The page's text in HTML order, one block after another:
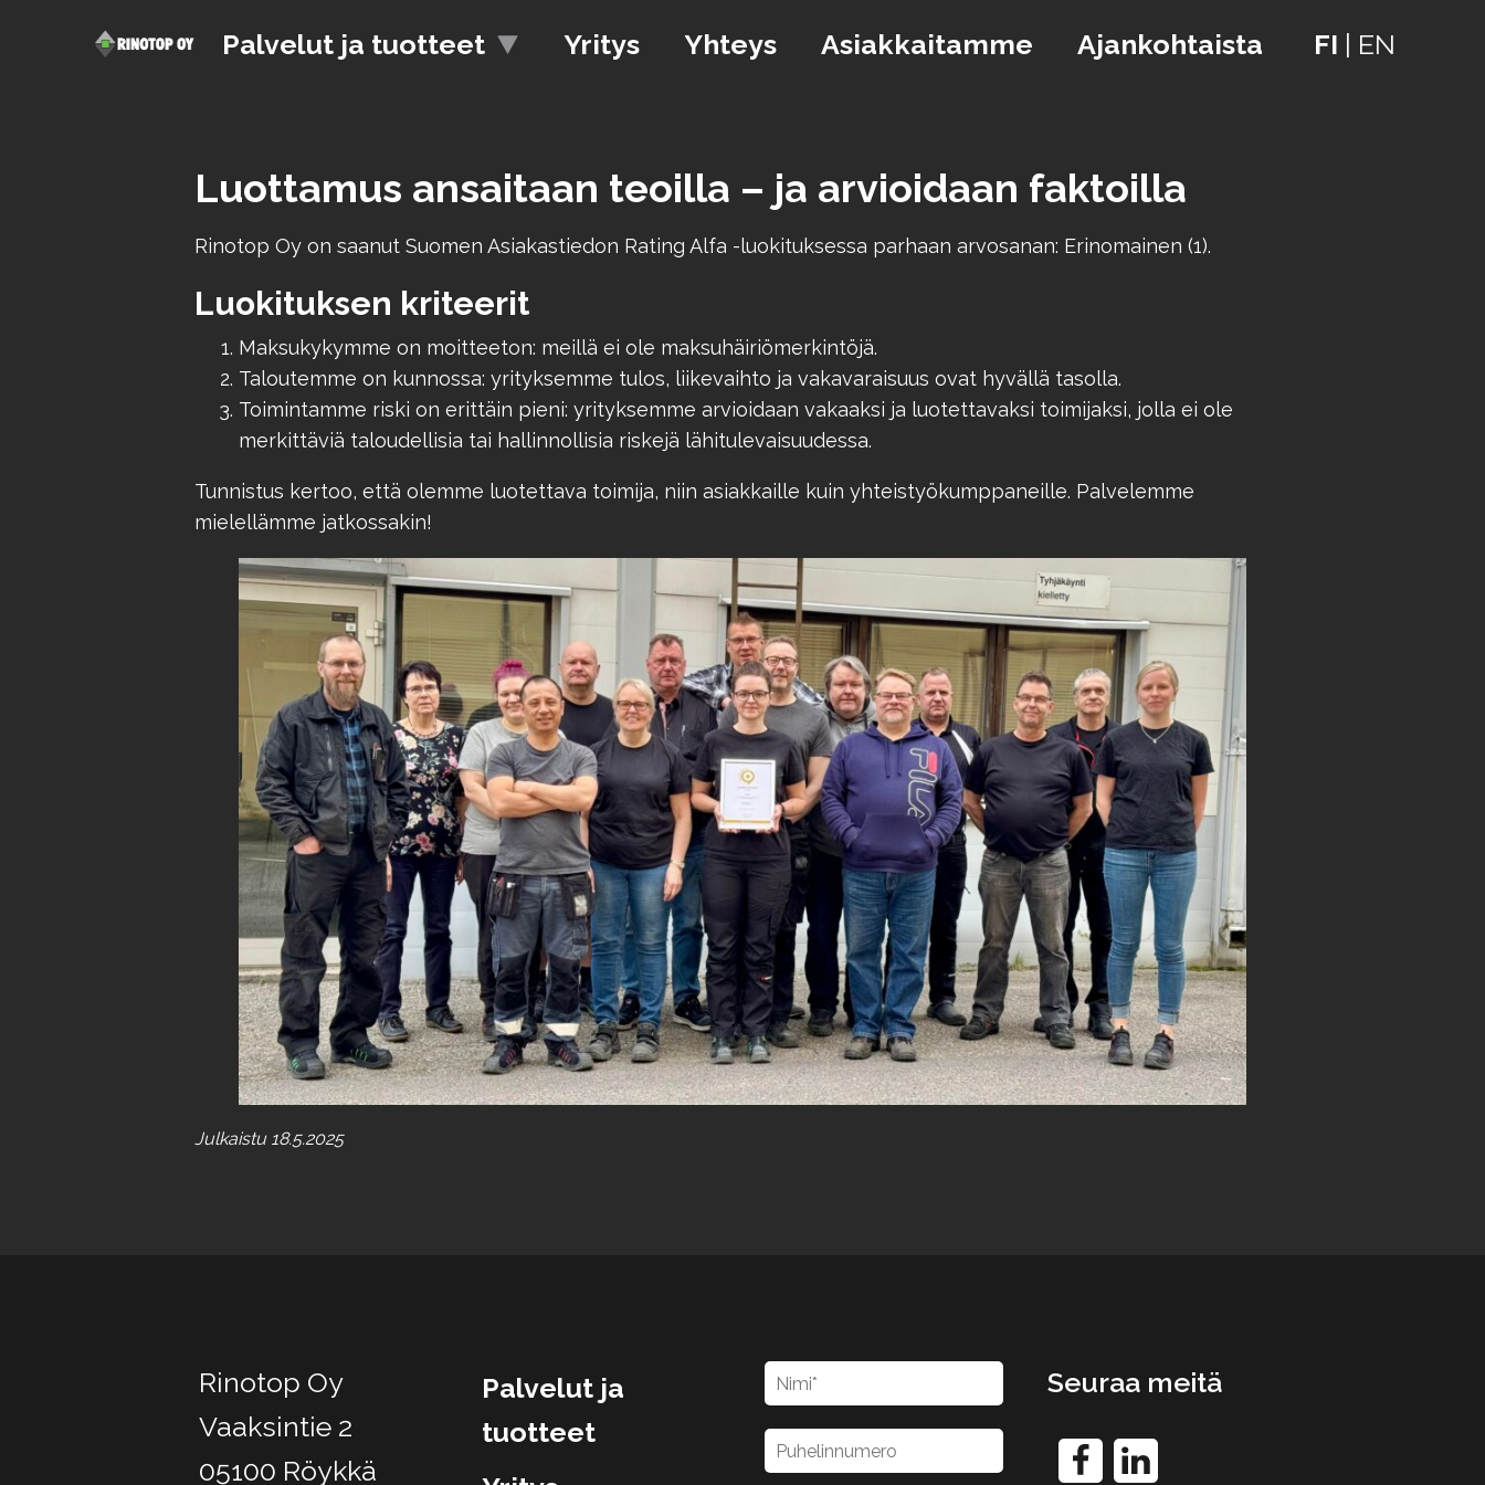
Palvelut ja tuotteet Yritys Yhteys Asiakkaitamme Ajankohtaista FI | EN
Luottamus ansaitaan teoilla – ja arvioidaan faktoilla
Rinotop Oy on saanut Suomen Asiakastiedon Rating Alfa -luokituksessa parhaan arvosanan: Erinomainen (1).
Luokituksen kriteerit
Maksukykymme on moitteeton: meillä ei ole maksuhäiriömerkintöjä.
Taloutemme on kunnossa: yrityksemme tulos, liikevaihto ja vakavaraisuus ovat hyvällä tasolla.
Toimintamme riski on erittäin pieni: yrityksemme arvioidaan vakaaksi ja luotettavaksi toimijaksi, jolla ei ole
merkittäviä taloudellisia tai hallinnollisia riskejä lähitulevaisuudessa.
Tunnistus kertoo, että olemme luotettava toimija, niin asiakkaille kuin yhteistyökumppaneille. Palvelemme
mielellämme jatkossakin!
Julkaistu 18.5.2025
Rinotop Oy
Vaaksintie 2
05100 Röykkä
Palvelut ja
tuotteet
Seuraa meitä